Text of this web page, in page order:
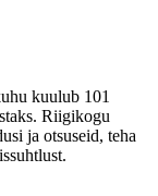
kuulub 101
Riigikogu
ja otsuseid, teha